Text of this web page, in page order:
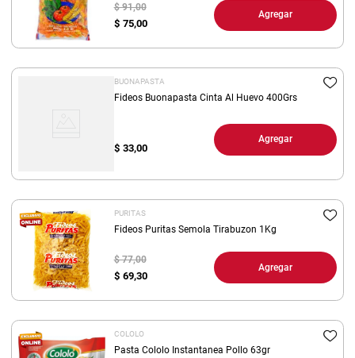
$ 75,00
$ 91,00
Agregar
BUONAPASTA
Fideos Buonapasta Cinta Al Huevo 400Grs
$ 33,00
Agregar
PURITAS
Fideos Puritas Semola Tirabuzon 1Kg
$ 69,30
$ 77,00
Agregar
COLOLO
Pasta Cololo Instantanea Pollo 63gr